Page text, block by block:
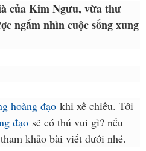
của Kim Ngưu, vừa thư
ngắm nhìn cuộc sống xung
hoàng đạo khi xế chiều. Tới
đạo sẽ có thú vui gì? nếu
khảo bài viết dưới nhé.